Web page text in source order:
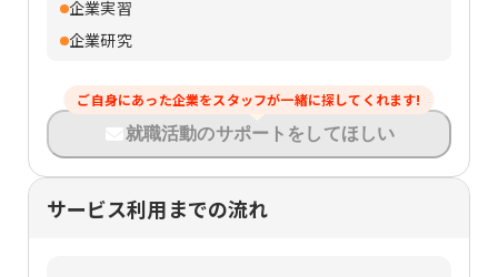
企業実習
企業研究
ご自身にあった企業をスタッフが一緒に探してくれます!
就職活動のサポートをしてほしい
サービス利用までの流れ